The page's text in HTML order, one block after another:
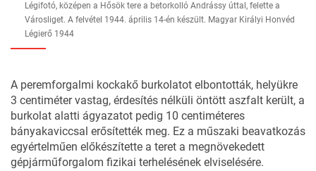
Légifotó, középen a Hősök tere a betorkolló Andrássy úttal, felette a
Városliget. A felvétel 1944. április 14-én készült. Magyar Királyi Honvéd
Légierő 1944
A peremforgalmi kockakő burkolatot elbontották, helyükre
3 centiméter vastag, érdesítés nélküli öntött aszfalt került, a
burkolat alatti ágyazatot pedig 10 centiméteres
bányakaviccsal erősítették meg. Ez a műszaki beavatkozás
egyértelműen előkészítette a teret a megnövekedett
gépjárműforgalom fizikai terhelésének elviselésére.